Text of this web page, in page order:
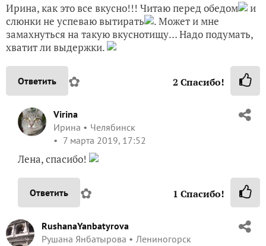
Ирина, как это все вкусно!!! Читаю перед обедом
и
слюнки не успеваю вытирать
. Может и мне
замахнуться на такую вкуснотищу… Надо подумать,
хватит ли выдержки.
Ответить ✿ 2 Спасибо!
Virina
Ирина
Челябинск
7 марта 2019, 17:52
Лена, спасибо!
Ответить ✿ 1 Спасибо!
RushanaYanbatyrova
Рушана Янбатырова
Лениногорск